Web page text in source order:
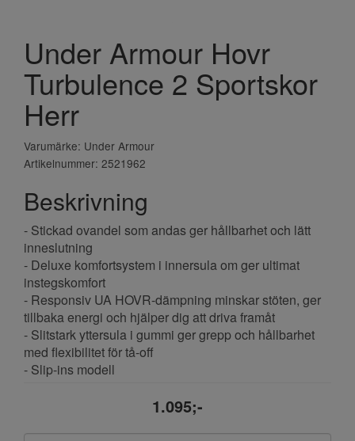
Under Armour Hovr
Turbulence 2 Sportskor
Herr
Varumärke: Under Armour
Artikelnummer: 2521962
Beskrivning
- Stickad ovandel som andas ger hållbarhet och lätt
inneslutning
- Deluxe komfortsystem i innersula om ger ultimat
instegskomfort
- Responsiv UA HOVR-dämpning minskar stöten, ger
tillbaka energi och hjälper dig att driva framåt
- Slitstark yttersula i gummi ger grepp och hållbarhet
med flexibilitet för tå-off
- Slip-ins modell
1.095;-